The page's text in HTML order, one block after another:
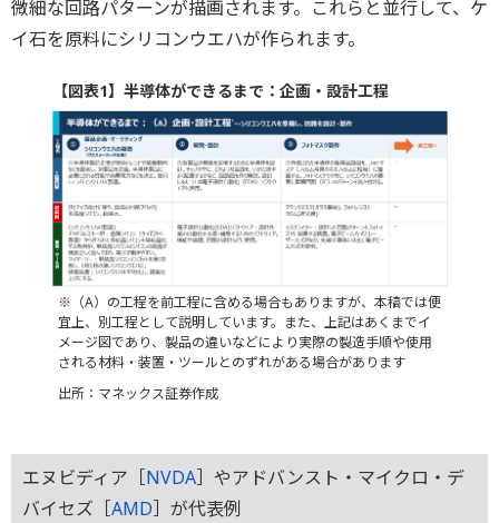
微細な回路パターンが描画されます。これらと並行して、ケ
イ石を原料にシリコンウエハが作られます。
【図表1】半導体ができるまで：企画・設計工程
※（A）の工程を前工程に含める場合もありますが、本稿では便
宜上、別工程として説明しています。また、上記はあくまでイ
メージ図であり、製品の違いなどにより実際の製造手順や使用
される材料・装置・ツールとのずれがある場合があります
出所：マネックス証券作成
エヌビディア［NVDA］やアドバンスト・マイクロ・デ
バイセズ［AMD］が代表例